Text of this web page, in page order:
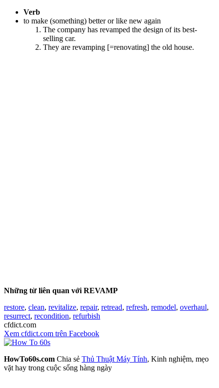
Verb
to make (something) better or like new again
The company has revamped the design of its best-
selling car.
They are revamping [=renovating] the old house.
Những từ liên quan với REVAMP
restore, clean, revitalize, repair, retread, refresh, remodel, overhaul,
resurrect, recondition, refurbish
cfdict.com
Xem cfdict.com trên Facebook
HowTo60s.com Chia sẻ Thủ Thuật Máy Tính, Kinh nghiệm, mẹo
vặt hay trong cuộc sống hàng ngày